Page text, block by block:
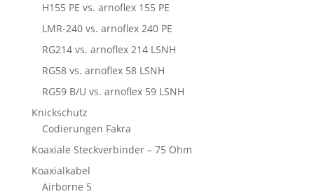
H155 PE vs. arnoflex 155 PE
LMR-240 vs. arnoflex 240 PE
RG214 vs. arnoflex 214 LSNH
RG58 vs. arnoflex 58 LSNH
RG59 B/U vs. arnoflex 59 LSNH
Knickschutz
Codierungen Fakra
Koaxiale Steckverbinder – 75 Ohm
Koaxialkabel
Airborne 5